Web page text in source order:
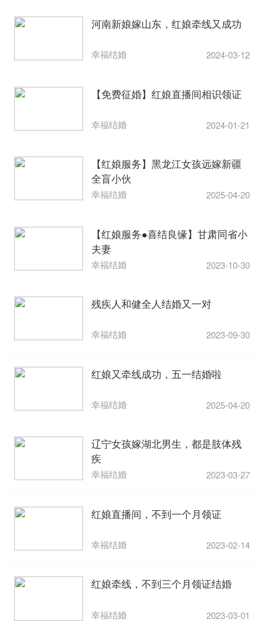
河南新娘嫁山东，红娘牵线又成功
幸福结婚 2024-03-12
【免费征婚】红娘直播间相识领证
幸福结婚 2024-01-21
【红娘服务】黑龙江女孩远嫁新疆
全盲小伙
幸福结婚 2025-04-20
【红娘服务●喜结良缘】甘肃同省小
夫妻
幸福结婚 2023-10-30
残疾人和健全人结婚又一对
幸福结婚 2023-09-30
红娘又牵线成功，五一结婚啦
幸福结婚 2025-04-20
辽宁女孩嫁湖北男生，都是肢体残
疾
幸福结婚 2023-03-27
红娘直播间，不到一个月领证
幸福结婚 2023-02-14
红娘牵线，不到三个月领证结婚
幸福结婚 2023-03-01